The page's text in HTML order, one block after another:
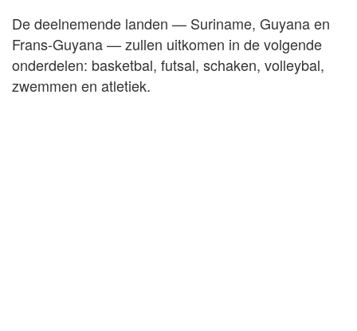
De deelnemende landen — Suriname, Guyana en
Frans-Guyana — zullen uitkomen in de volgende
onderdelen: basketbal, futsal, schaken, volleybal,
zwemmen en atletiek.